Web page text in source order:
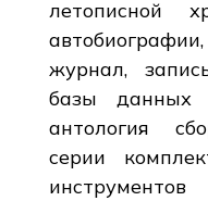
летописной
журнал,
базы данных
антология
серии